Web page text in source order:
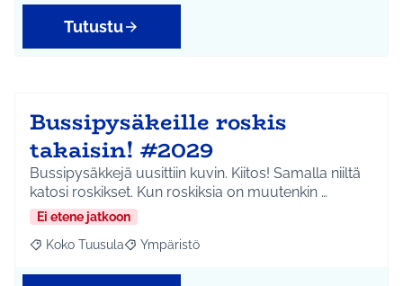
Tutustu
Bussipysäkeille roskis
takaisin! #2029
Bussipysäkkejä uusittiin kuvin. Kiitos! Samalla niiltä
katosi roskikset. Kun roskiksia on muutenkin …
Ei etene jatkoon
Rajaa tulokset aihepiirin mukaan: Koko Tuusula
Koko Tuusula Rajaa tulokset teeman mukaan: Ympäristö
Ympäristö